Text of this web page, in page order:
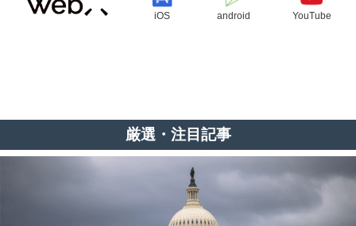
iOS android YouTube
厳選・注目記事